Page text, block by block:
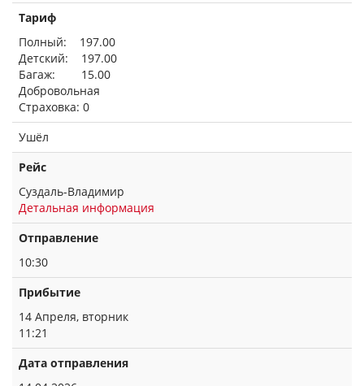
Тариф
Полный: 197.00
Детский: 197.00
Багаж: 15.00
Добровольная
Страховка: 0
Ушёл
Рейс
Суздаль-Владимир
Детальная информация
Отправление
10:30
Прибытие
14 Апреля, вторник
11:21
Дата отправления